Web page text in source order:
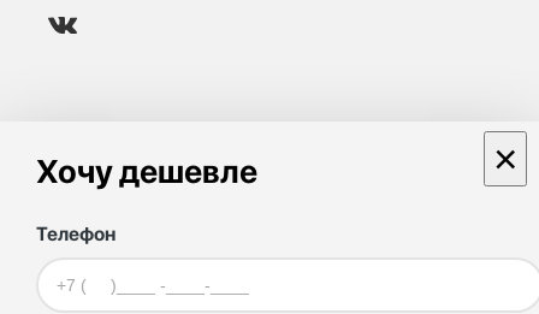
Хочу дешевле ×
Телефон